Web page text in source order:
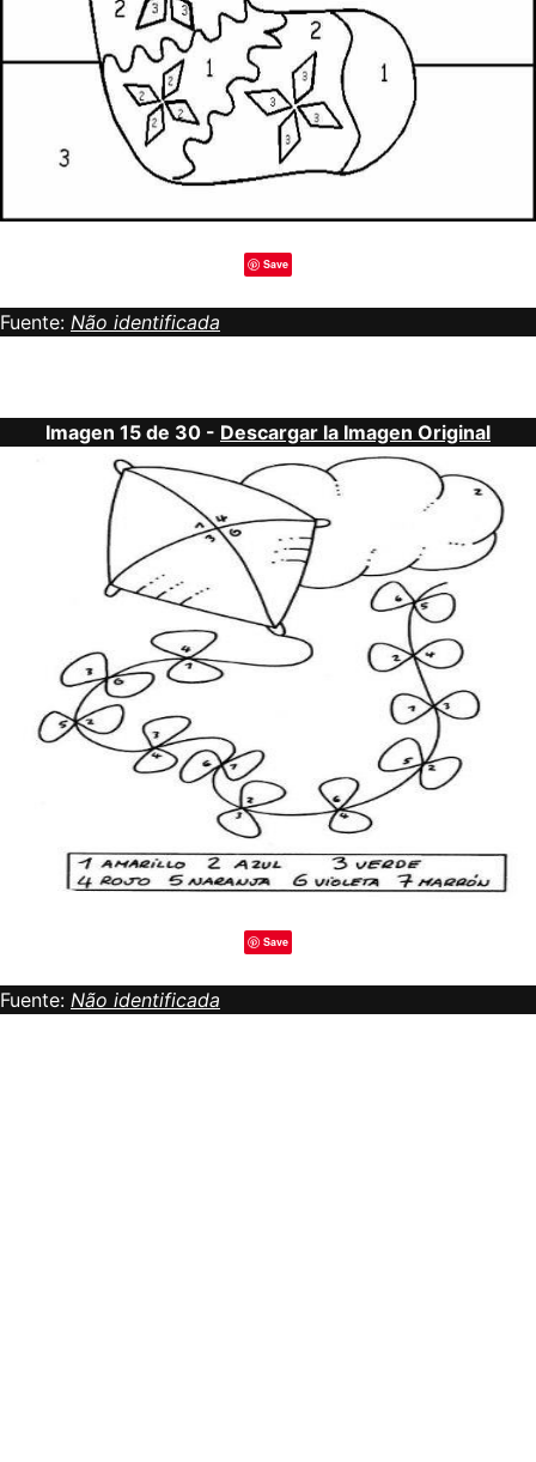
Save
Fuente: Não identificada
Imagen 15 de 30 - Descargar la Imagen Original
Save
Fuente: Não identificada